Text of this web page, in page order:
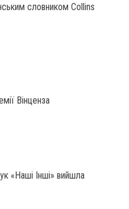
словником Collins
Вінценза
«Наші Інші» вийшла